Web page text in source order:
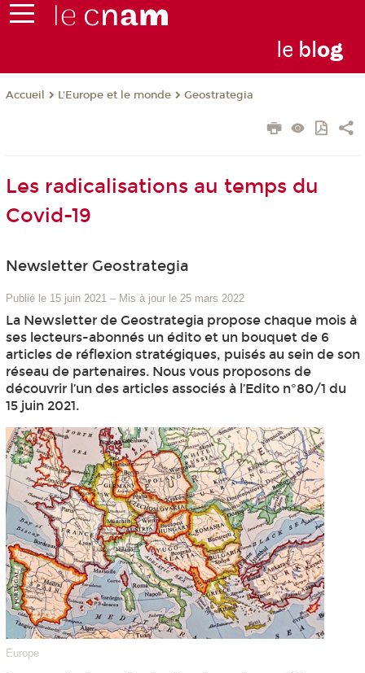
le blog
Accueil L'Europe et le monde Geostrategia
Les radicalisations au temps du
Covid-19
Newsletter Geostrategia
Publié le 15 juin 2021 – Mis à jour le 25 mars 2022
La Newsletter de Geostrategia propose chaque mois à
ses lecteurs-abonnés un édito et un bouquet de 6
articles de réflexion stratégiques, puisés au sein de son
réseau de partenaires. Nous vous proposons de
découvrir l’un des articles associés à l’Edito n°80/1 du
15 juin 2021.
Europe